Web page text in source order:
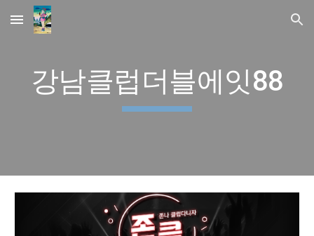
Skip to main content Skip to navigation
강남클럽더블에잇88